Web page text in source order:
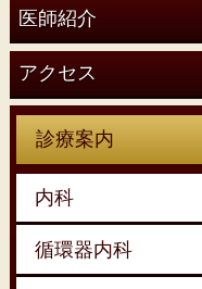
医師紹介
アクセス
診療案内
内科
循環器内科